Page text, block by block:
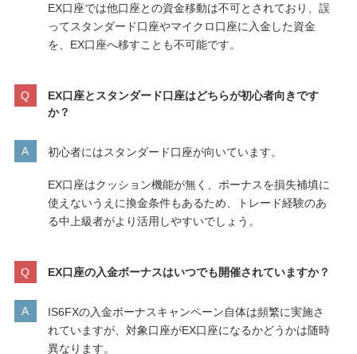
EX口座では他口座との資金移動は不可とされており、誤
ってスタンダード口座やマイクロ口座に入金した資金
を、EX口座へ移すことも不可能です。
EX口座とスタンダード口座はどちらが初心者向きです
か？
初心者にはスタンダード口座が向いています。
EX口座はクッション機能が無く、ボーナスを損失補填に
使えないうえに換金条件もあるため、トレード経験のあ
る中上級者がより活用しやすいでしょう。
EX口座の入金ボーナスはいつでも開催されていますか？
IS6FXの入金ボーナスキャンペーン自体は頻繁に実施さ
れていますが、対象口座がEX口座になるかどうかは随時
異なります。